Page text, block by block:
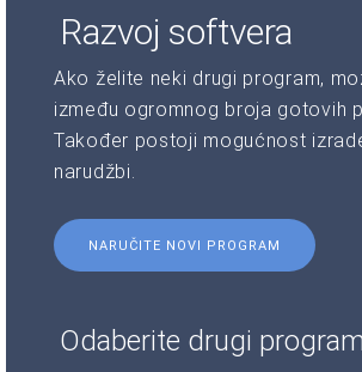
Razvoj softvera
Ako želite neki drugi program,
između ogromnog broja gotovih
Također postoji mogućnost
narudžbi.
NARUČITE NOVI PROGRAM
Odaberite drugi program